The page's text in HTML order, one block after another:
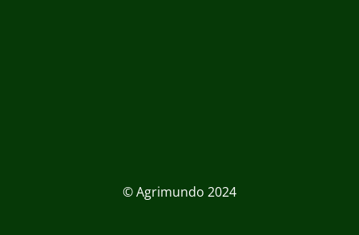
© Agrimundo 2024